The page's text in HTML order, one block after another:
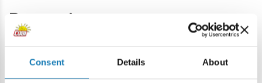
Consent Details About
Promocje
Promocja -40,00 zł